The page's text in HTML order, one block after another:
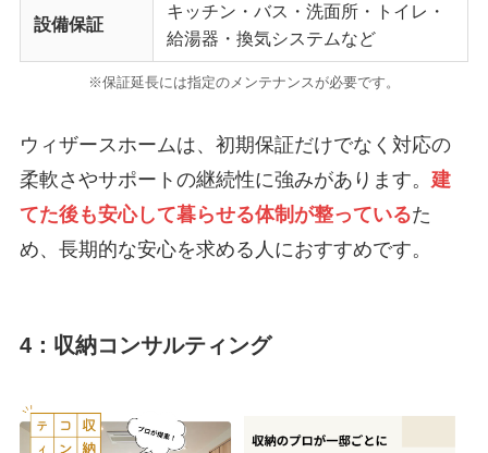
設備保証
キッチン・バス・洗面所・トイレ・
給湯器・換気システムなど
※保証延長には指定のメンテナンスが必要です。
ウィザースホームは、初期保証だけでなく対応の
柔軟さやサポートの継続性に強みがあります。 建
てた後も安心して暮らせる体制が整っているた
め、長期的な安心を求める人におすすめです。
4：収納コンサルティング